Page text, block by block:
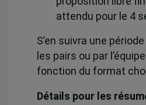
attendu pour le 4
S’en suivra une
les pairs ou par
fonction du format
Détails pour les